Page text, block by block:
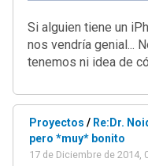
Si alguien tiene un
nos vendría genial...
tenemos ni idea de
Proyectos / Re:Dr.
pero *muy* bonito
17 de Diciembre de 2014,